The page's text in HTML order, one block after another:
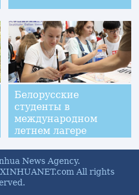
Белорусские
студенты в
международном
летнем лагере
университета
News Agency.
All rights